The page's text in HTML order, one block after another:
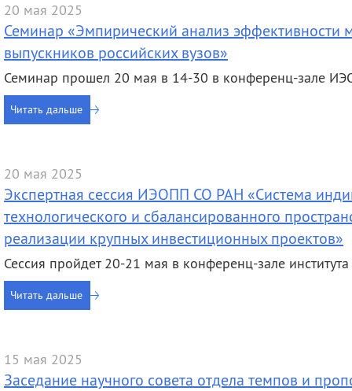
20 мая 2025
Семинар «Эмпирический анализ эффективности
выпускников российских вузов»
Семинар прошел 20 мая в 14-30 в конференц-зале
Читать дальше
20 мая 2025
Экспертная сессия ИЭОПП СО РАН «Система
технологического и сбалансированного
реализации крупных инвестиционных проектов»
Сессия пройдет 20-21 мая в конференц-зале института
Читать дальше
15 мая 2025
Заседание научного совета отдела темпов и